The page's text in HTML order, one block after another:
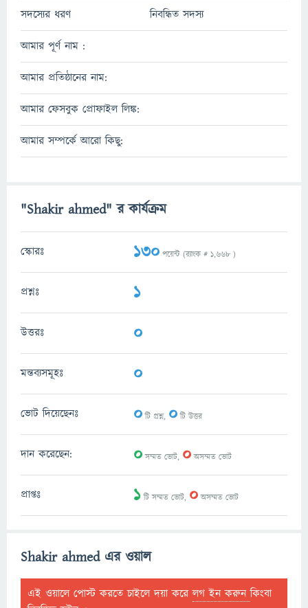
সদস্যের ধরণ নিবন্ধিত সদস্য
আমার পূর্ণ নাম :
আমার প্রতিষ্ঠানের নাম:
আমার ফেসবুক প্রোফাইল লিঙ্ক:
আমার সম্পর্কে আরো কিছু:
"Shakir ahmed" র কার্যক্রম
স্কোরঃ 130 পয়েন্ট (র‌্যাংক # 1,668 )
প্রশ্নঃ 1
উত্তরঃ 0
মন্তব্যসমূহঃ 0
ভোট দিয়েছেনঃ 0টি প্রশ্ন, 0টি উত্তর
দান করেছেন: 0সম্মত ভোট, 0অসম্মত ভোট
প্রাপ্তঃ 1টি সম্মত ভোট, 0অসম্মত ভোট
Shakir ahmed এর ওয়াল
এই ওয়ালে পোস্ট করতে চাইলে দয়া করেলগ ইন করুনকিংবা